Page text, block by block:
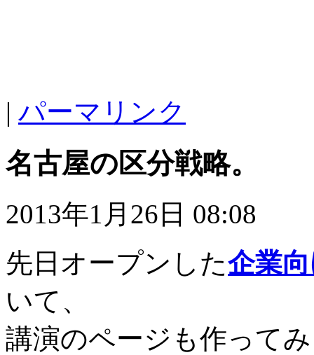
| パーマリンク
名古屋の区分戦略。
2013年1月26日 08:08
先日オープンした企業
いて、
講演のページも作って